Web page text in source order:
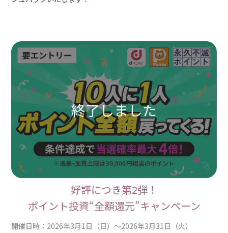
好評につき第2弾！
ポイント投資“全額還元”キャンペーン
開催日時：2026年3月1日（日）～2026年3月31日（火）